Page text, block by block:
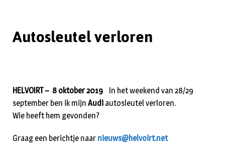
Autosleutel verloren
HELVOIRT – 8 oktober 2019 In het weekend van 28/29
september ben ik mijn Audi autosleutel verloren.
Wie heeft hem gevonden?
Graag een berichtje naar nieuws@helvoirt.net